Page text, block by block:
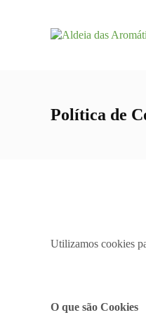
Política de
Utilizamos cookies
O que são Cookies